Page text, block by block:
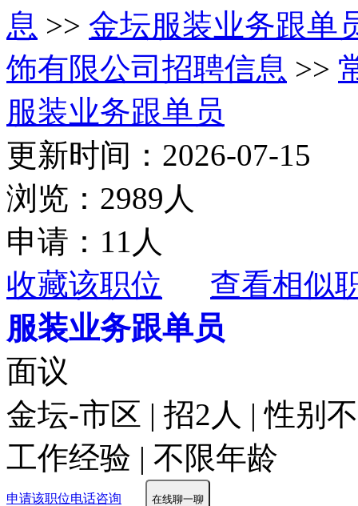
息 >> 金坛服装业务跟单
饰有限公司招聘信息 >>
服装业务跟单员
更新时间：2026-07-15
浏览：2989人
申请：11人
收藏该职位
查看相似
服装业务跟单员
面议
金坛-市区 | 招2人 | 性别
工作经验 | 不限年龄
申请该职位电话咨询 在线聊一聊